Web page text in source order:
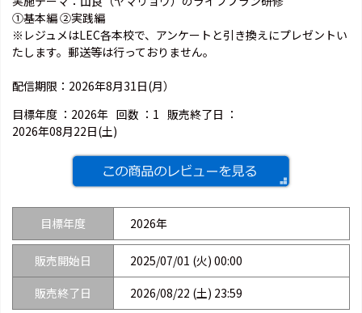
①基本編 ②実践編
※レジュメはLEC各本校で、アンケートと引き換えにプレゼントい
たします。郵送等は行っておりません。
配信期限：2026年8月31日(月）
目標年度 ： 2026年 回数 ： 1 販売終了日 ：
2026年08月22日(土)
目標年度 2026年
販売開始日
2025/07/01 (火) 00:00
販売終了日
2026/08/22 (土) 23:59